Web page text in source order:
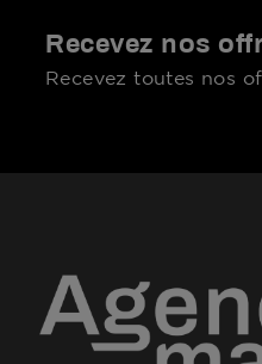
Recevez nos
Recevez toutes nos